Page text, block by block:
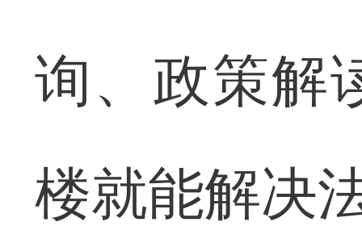
询、政策解
楼就能解决